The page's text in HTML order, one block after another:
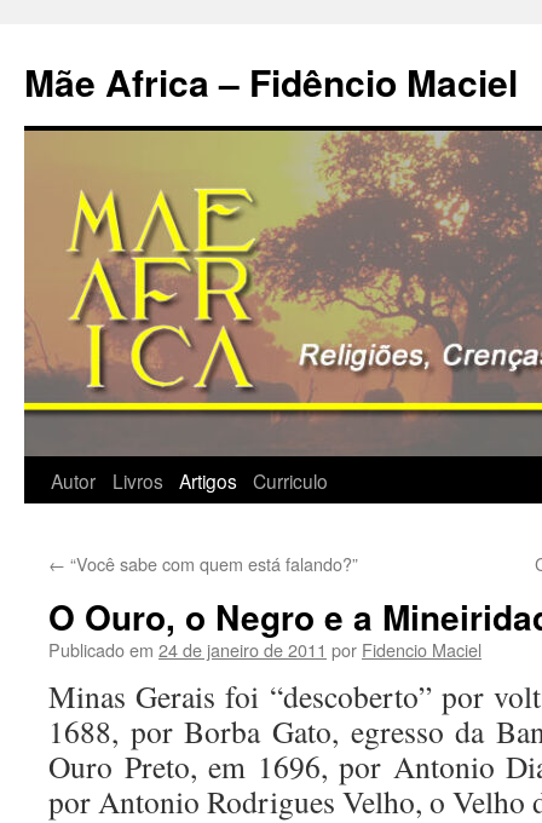
conteúdo
Mãe Africa – Fidêncio Maciel
Autor Livros Artigos Curriculo
← “Você sabe com quem está falando?”
O Ouro, o Negro e a
Publicado em 24 de janeiro de 2011 por Fidencio Maciel
Minas Gerais foi “descoberto” por
1688, por Borba Gato, egresso da
Ouro Preto, em 1696, por Antonio
por Antonio Rodrigues Velho, o Velho